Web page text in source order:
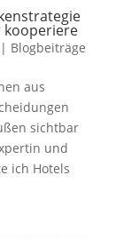
kooperiere
Blogbeiträge
aus
sichtbar
und
ich Hotels